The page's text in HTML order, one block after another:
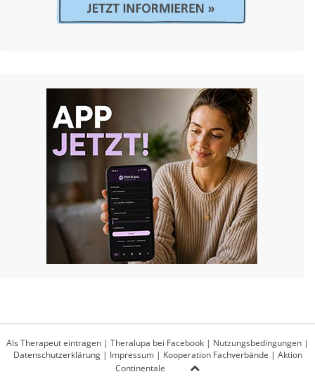
Als Therapeut eintragen | Theralupa bei Facebook | Nutzungsbedingungen |
Datenschutzerklärung| Impressum| Kooperation Fachverbände | Aktion
Continentale